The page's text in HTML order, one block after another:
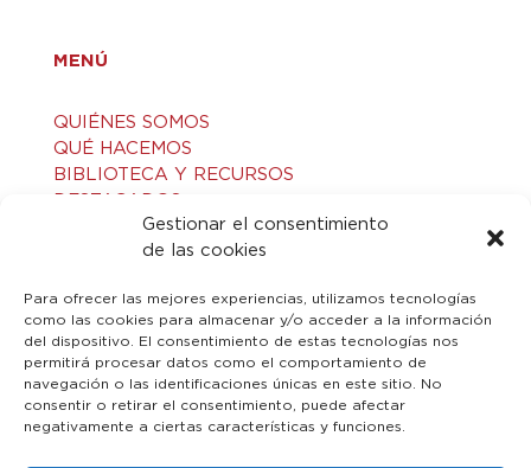
Gestionar el consentimiento
de las cookies
Para ofrecer las mejores experiencias, utilizamos tecnologías
como las cookies para almacenar y/o acceder a la información
del dispositivo. El consentimiento de estas tecnologías nos
permitirá procesar datos como el comportamiento de
navegación o las identificaciones únicas en este sitio. No
consentir o retirar el consentimiento, puede afectar
negativamente a ciertas características y funciones.
MENÚ
QUIÉNES SOMOS
QUÉ HACEMOS
BIBLIOTECA Y RECURSOS
ACTIVIDADES
VISITAS GUIADAS
LEGAL
AVISO LEGAL